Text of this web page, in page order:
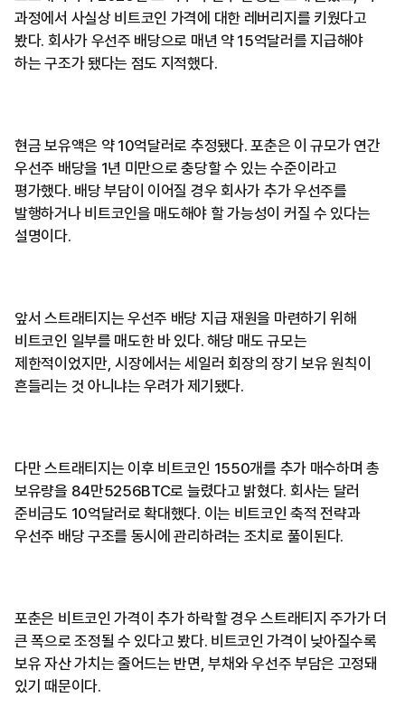
과정에서 사실상 비트코인 가격에 대한 레버리지를 키웠다고
봤다. 회사가 우선주 배당으로 매년 약 15억달러를 지급해야
하는 구조가 됐다는 점도 지적했다.
현금 보유액은 약 10억달러로 추정됐다. 포춘은 이 규모가 연간
우선주 배당을 1년 미만으로 충당할 수 있는 수준이라고
평가했다. 배당 부담이 이어질 경우 회사가 추가 우선주를
발행하거나 비트코인을 매도해야 할 가능성이 커질 수 있다는
설명이다.
앞서 스트래티지는 우선주 배당 지급 재원을 마련하기 위해
비트코인 일부를 매도한 바 있다. 해당 매도 규모는
제한적이었지만, 시장에서는 세일러 회장의 장기 보유 원칙이
흔들리는 것 아니냐는 우려가 제기됐다.
다만 스트래티지는 이후 비트코인 1550개를 추가 매수하며 총
보유량을 84만5256BTC로 늘렸다고 밝혔다. 회사는 달러
준비금도 10억달러로 확대했다. 이는 비트코인 축적 전략과
우선주 배당 구조를 동시에 관리하려는 조치로 풀이된다.
포춘은 비트코인 가격이 추가 하락할 경우 스트래티지 주가가 더
큰 폭으로 조정될 수 있다고 봤다. 비트코인 가격이 낮아질수록
보유 자산 가치는 줄어드는 반면, 부채와 우선주 부담은 고정돼
있기 때문이다.